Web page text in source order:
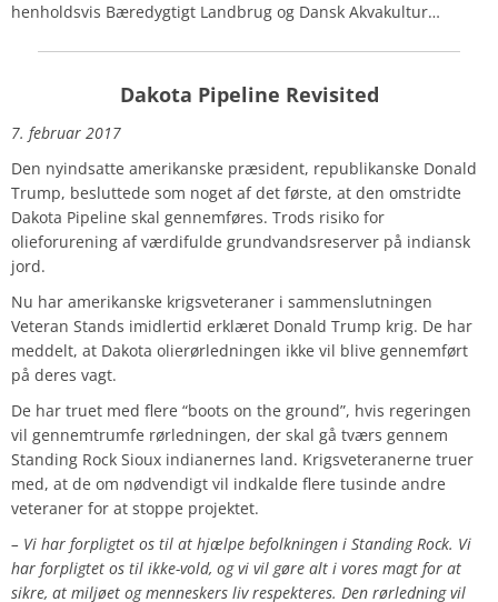
henholdsvis Bæredygtigt Landbrug og Dansk Akvakultur…
Dakota Pipeline Revisited
7. februar 2017
Den nyindsatte amerikanske præsident, republikanske Donald
Trump, besluttede som noget af det første, at den omstridte
Dakota Pipeline skal gennemføres. Trods risiko for
olieforurening af værdifulde grundvandsreserver på indiansk
jord.
Nu har amerikanske krigsveteraner i sammenslutningen
Veteran Stands imidlertid erklæret Donald Trump krig. De har
meddelt, at Dakota olierørledningen ikke vil blive gennemført
på deres vagt.
De har truet med flere “boots on the ground”, hvis regeringen
vil gennemtrumfe rørledningen, der skal gå tværs gennem
Standing Rock Sioux indianernes land. Krigsveteranerne truer
med, at de om nødvendigt vil indkalde flere tusinde andre
veteraner for at stoppe projektet.
– Vi har forpligtet os til at hjælpe befolkningen i Standing Rock. Vi
har forpligtet os til ikke-vold, og vi vil gøre alt i vores magt for at
sikre, at miljøet og menneskers liv respekteres. Den rørledning vil